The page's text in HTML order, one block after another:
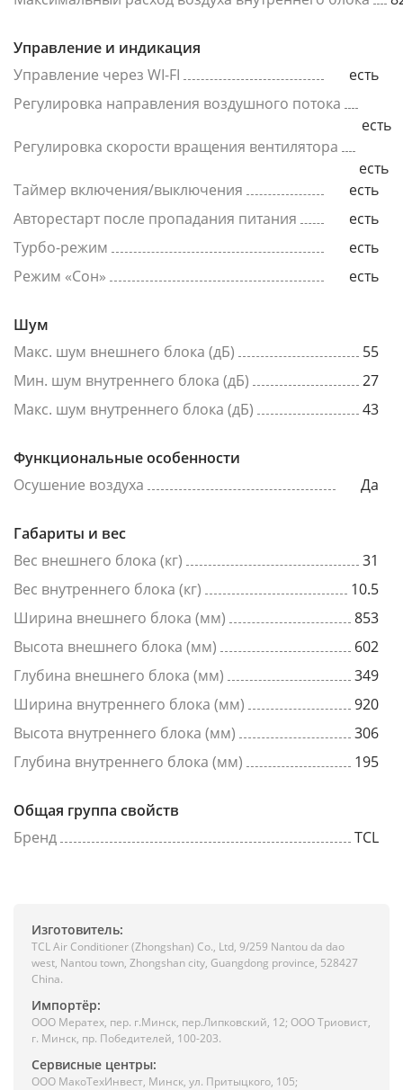
Управление и индикация
Управление через WI-FI
есть
Регулировка направления воздушного потока
есть
Регулировка скорости вращения вентилятора
есть
Таймер включения/выключения
есть
Авторестарт после пропадания питания
есть
Турбо-режим
есть
Режим «Сон»
есть
Шум
Макс. шум внешнего блока (дБ)
55
Мин. шум внутреннего блока (дБ)
27
Макс. шум внутреннего блока (дБ)
43
Функциональные особенности
Осушение воздуха
Да
Габариты и вес
Вес внешнего блока (кг)
31
Вес внутреннего блока (кг)
10.5
Ширина внешнего блока (мм)
853
Высота внешнего блока (мм)
602
Глубина внешнего блока (мм)
349
Ширина внутреннего блока (мм)
920
Высота внутреннего блока (мм)
306
Глубина внутреннего блока (мм)
195
Общая группа свойств
Бренд
TCL
Изготовитель:
TCL Air Conditioner (Zhongshan) Co., Ltd, 9/259 Nantou da dao
west, Nantou town, Zhongshan city, Guangdong province, 528427
China.
Импортёр:
ООО Мератех, пер. г.Минск, пер.Липковский, 12; ООО Триовист,
г. Минск, пр. Победителей, 100-203.
Сервисные центры:
ООО МакоТехИнвест, Минск, ул. Притыцкого, 105;